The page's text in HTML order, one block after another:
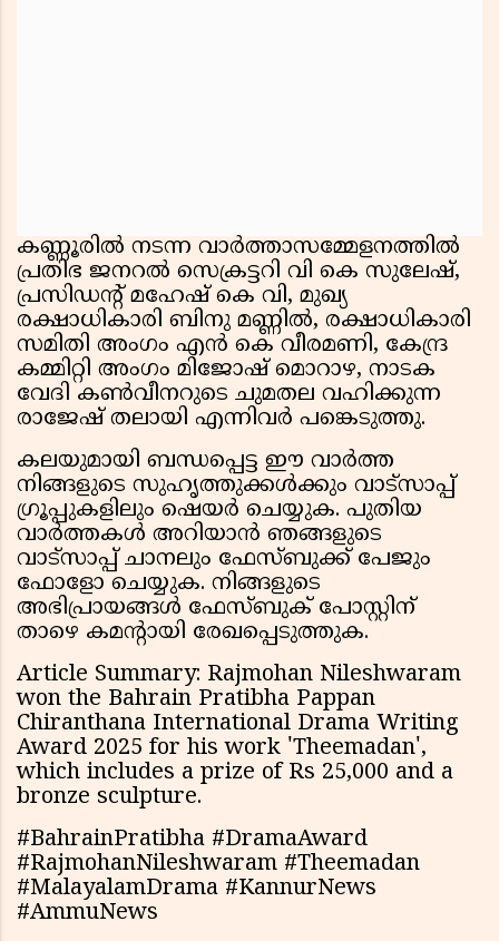
കണ്ണൂരിൽ നടന്ന വാർത്താസമ്മേളനത്തിൽ
പ്രതിഭ ജനറൽ സെക്രട്ടറി വി കെ സുലേഷ്,
പ്രസിഡൻ്റ് മഹേഷ് കെ വി, മുഖ്യ
രക്ഷാധികാരി ബിനു മണ്ണിൽ, രക്ഷാധികാരി
സമിതി അംഗം എൻ കെ വീരമണി, കേന്ദ്ര
കമ്മിറ്റി അംഗം മിജോഷ് മൊറാഴ, നാടക
വേദി കൺവീനറുടെ ചുമതല വഹിക്കുന്ന
രാജേഷ് തലായി എന്നിവർ പങ്കെടുത്തു.
കലയുമായി ബന്ധപ്പെട്ട ഈ വാർത്ത
നിങ്ങളുടെ സുഹൃത്തുക്കൾക്കും വാട്സാപ്പ്
ഗ്രൂപ്പുകളിലും ഷെയർ ചെയ്യുക. പുതിയ
വാർത്തകൾ അറിയാൻ ഞങ്ങളുടെ
വാട്സാപ്പ് ചാനലും ഫേസ്ബുക്ക് പേജും
ഫോളോ ചെയ്യുക. നിങ്ങളുടെ
അഭിപ്രായങ്ങൾ ഫേസ്ബുക് പോസ്റ്റിന്
താഴെ കമൻ്റായി രേഖപ്പെടുത്തുക.
Article Summary: Rajmohan Nileshwaram
won the Bahrain Pratibha Pappan
Chiranthana International Drama Writing
Award 2025 for his work 'Theemadan',
which includes a prize of Rs 25,000 and a
bronze sculpture.
#BahrainPratibha #DramaAward
#RajmohanNileshwaram #Theemadan
#MalayalamDrama #KannurNews
#AmmuNews